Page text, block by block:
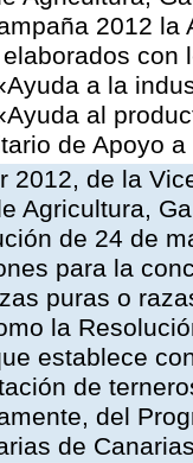
2012
a la
al
de Apoyo
2012, de la
Agricultura,
de 24 de
para la
puras o
la
establece
de
del
de